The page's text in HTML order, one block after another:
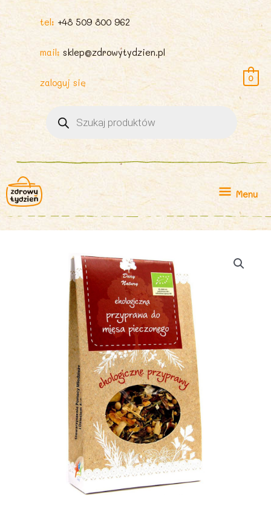
tel: +48 509 800 962
mail: sklep@zdrowytydzien.pl
zaloguj się
produktów
0
Menu
Menu